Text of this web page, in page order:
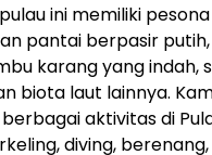
ini memiliki
pantai berpasir
karang yang indah,
biota laut lainnya.
aktivitas di
diving,